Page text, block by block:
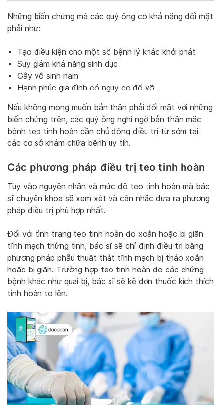
Những biến chứng mà các quý ông có khả năng đối mặt
phải như:
Tạo điều kiện cho một số bệnh lý khác khởi phát
Suy giảm khả năng sinh dục
Gây vô sinh nam
Hạnh phúc gia đình có nguy cơ đổ vỡ
Nếu không mong muốn bản thân phải đối mặt với những
biến chứng trên, các quý ông nghi ngờ bản thân mắc
bệnh teo tinh hoàn cần chủ động điều trị từ sớm tại
các cơ sở khám chữa bệnh uy tín.
Các phương pháp điều trị teo tinh hoàn
Tùy vào nguyên nhân và mức độ teo tinh hoàn mà bác
sĩ chuyên khoa sẽ xem xét và cân nhắc đưa ra phương
pháp điều trị phù hợp nhất.
Đối với tình trạng teo tinh hoàn do xoắn hoặc bị giãn
tĩnh mạch thừng tinh, bác sĩ sẽ chỉ định điều trị bằng
phương pháp phẫu thuật thắt tĩnh mạch bị tháo xoắn
hoặc bị giãn. Trường hợp teo tinh hoàn do các chứng
bệnh khác như quai bị, bác sĩ sẽ kê đơn thuốc kích thích
tinh hoàn to lên.